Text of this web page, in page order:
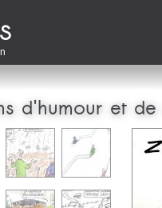
d'humour et